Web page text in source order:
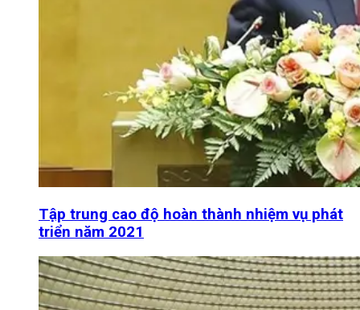
Tập trung cao độ hoàn thành nhiệm vụ phát
triển năm 2021